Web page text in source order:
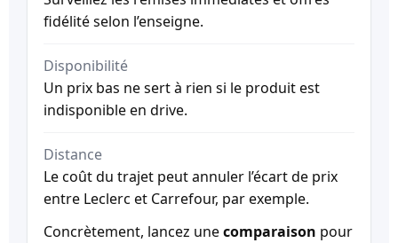
fidélité selon l’enseigne.
Disponibilité
Un prix bas ne sert à rien si le produit est
indisponible en drive.
Distance
Le coût du trajet peut annuler l’écart de prix
entre Leclerc et Carrefour, par exemple.
Concrètement, lancez unecomparaison pour